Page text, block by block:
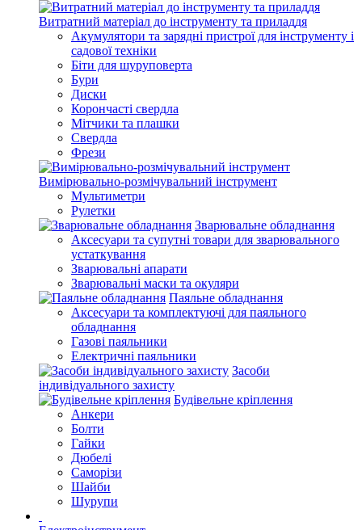
Витратний матеріал до інструменту та приладдя
Акумулятори та зарядні пристрої для інструменту і
садової техніки
Біти для шуруповерта
Бури
Диски
Корончасті свердла
Мітчики та плашки
Свердла
Фрези
Вимірювально-розмічувальний інструмент
Мультиметри
Рулетки
Зварювальне обладнання
Аксесуари та супутні товари для зварювального
устаткування
Зварювальні апарати
Зварювальні маски та окуляри
Паяльне обладнання
Аксесуари та комплектуючі для паяльного
обладнання
Газові паяльники
Електричні паяльники
Засоби
індивідуального захисту
Будівельне кріплення
Анкери
Болти
Гайки
Дюбелі
Саморізи
Шайби
Шурупи